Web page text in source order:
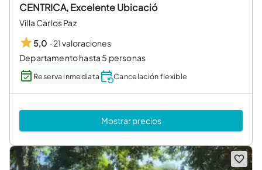
CENTRICA, Excelente Ubicació
Villa Carlos Paz
5,0 · 21 valoraciones
Departamento hasta 5 personas
Reserva inmediata Cancelación flexible
Mostrar precios